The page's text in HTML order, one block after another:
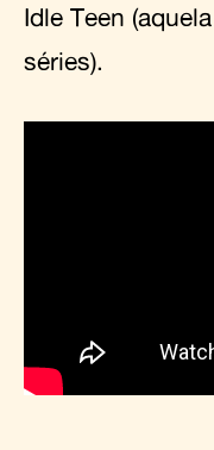
Idle Teen
séries).